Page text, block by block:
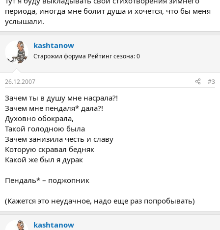
периода, иногда мне болит душа и хочется, что бы меня
услышали.
kashtanow
Старожил форума Рейтинг сезона: 0
26.12.2007 #3
Зачем ты в душу мне насрала?!
Зачем мне пендаля* дала?!
Духовно обокрала,
Такой голодною была
Зачем занизила честь и славу
Которую скравал бедняк
Какой же был я дурак
Пендаль* – поджопник
(Кажется это неудачное, надо еще раз попробывать)
kashtanow